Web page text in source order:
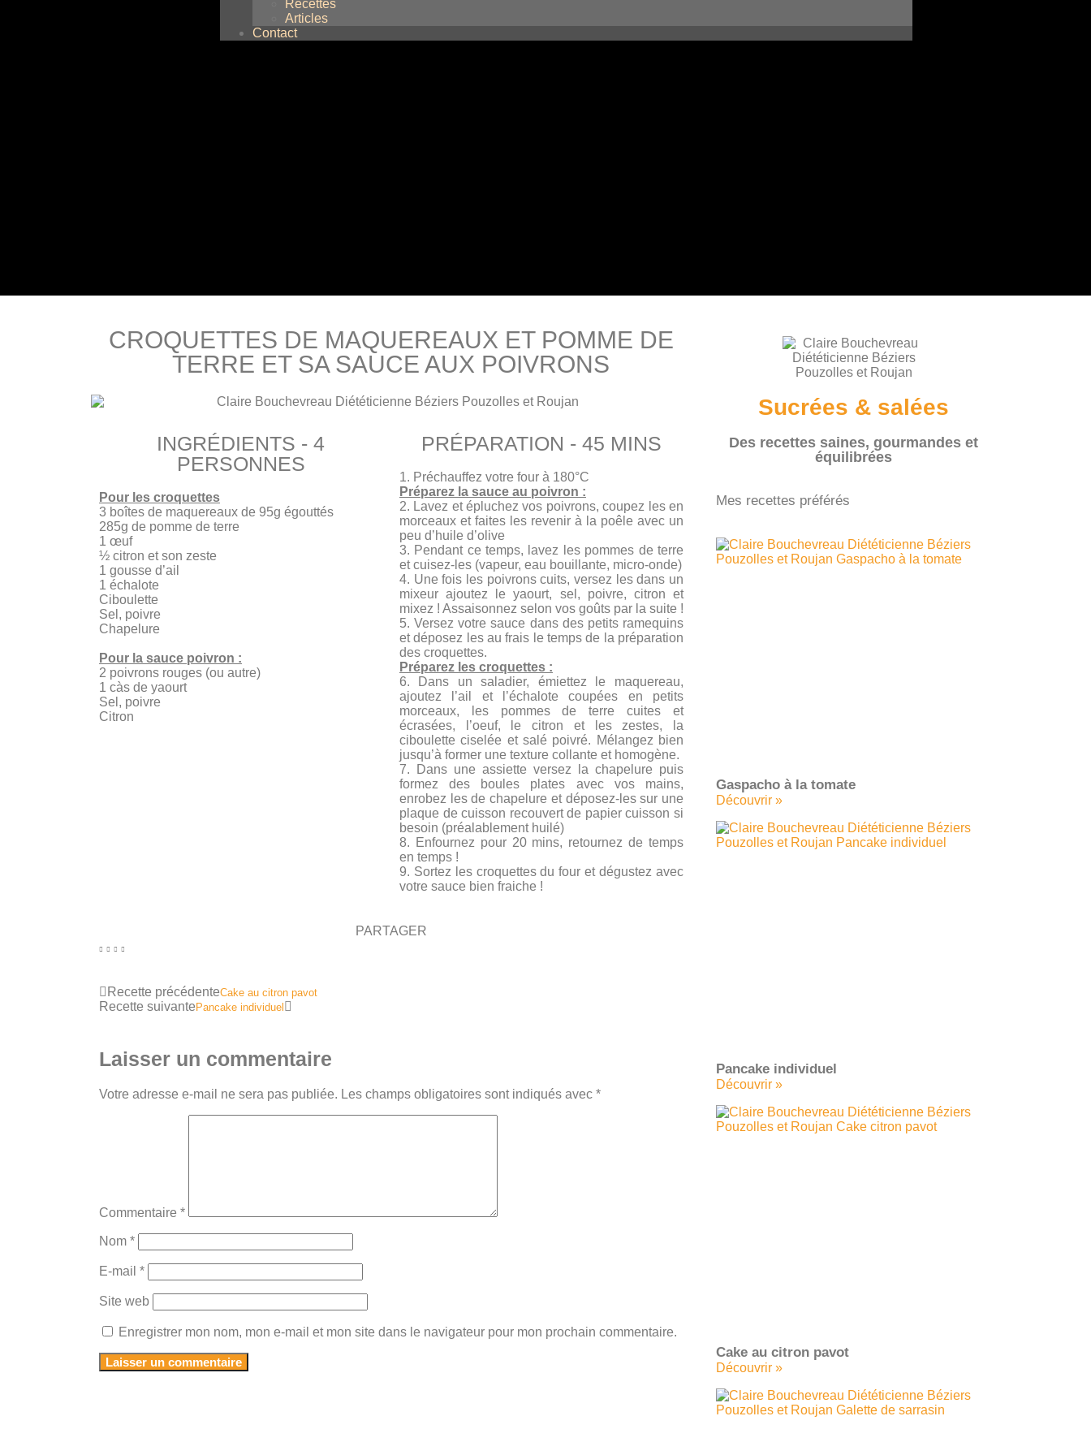
Recettes
Articles
Contact
CROQUETTES DE MAQUEREAUX ET POMME DE
TERRE ET SA SAUCE AUX POIVRONS
INGRÉDIENTS - 4
PERSONNES
Pour les croquettes
3 boîtes de maquereaux de 95g égouttés
285g de pomme de terre
1 œuf
½ citron et son zeste
1 gousse d’ail
1 échalote
Ciboulette
Sel, poivre
Chapelure
Pour la sauce poivron :
2 poivrons rouges (ou autre)
1 càs de yaourt
Sel, poivre
Citron
PRÉPARATION - 45 MINS
1. Préchauffez votre four à 180°C
Préparez la sauce au poivron :
2. Lavez et épluchez vos poivrons, coupez les en
morceaux et faites les revenir à la poêle avec un
peu d’huile d’olive
3. Pendant ce temps, lavez les pommes de terre
et cuisez-les (vapeur, eau bouillante, micro-onde)
4. Une fois les poivrons cuits, versez les dans un
mixeur ajoutez le yaourt, sel, poivre, citron et
mixez ! Assaisonnez selon vos goûts par la suite !
5. Versez votre sauce dans des petits ramequins
et déposez les au frais le temps de la préparation
des croquettes.
Préparez les croquettes :
6. Dans un saladier, émiettez le maquereau,
ajoutez l’ail et l’échalote coupées en petits
morceaux, les pommes de terre cuites et
écrasées, l’oeuf, le citron et les zestes, la
ciboulette ciselée et salé poivré. Mélangez bien
jusqu’à former une texture collante et homogène.
7. Dans une assiette versez la chapelure puis
formez des boules plates avec vos mains,
enrobez les de chapelure et déposez-les sur une
plaque de cuisson recouvert de papier cuisson si
besoin (préalablement huilé)
8. Enfournez pour 20 mins, retournez de temps
en temps !
9. Sortez les croquettes du four et dégustez avec
votre sauce bien fraiche !
PARTAGER
Recette précédenteCake au citron pavot
Recette suivante Pancake individuel
Laisser un commentaire
Votre adresse e-mail ne sera pas publiée. Les champs obligatoires sont indiqués avec *
Commentaire *
Nom *
E-mail *
Site web
Enregistrer mon nom, mon e-mail et mon site dans le navigateur pour mon prochain commentaire.
Sucrées & salées
Des recettes saines, gourmandes et
équilibrées
Mes recettes préférés
Gaspacho à la tomate
Découvrir »
Pancake individuel
Découvrir »
Cake au citron pavot
Découvrir »